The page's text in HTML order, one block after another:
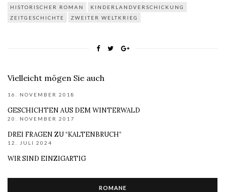
HISTORISCHER ROMAN
KINDERLANDVERSCHICKUNG
ZEITGESCHICHTE
ZWEITER WELTKRIEG
Vielleicht mögen Sie auch
16. NOVEMBER 2018
GESCHICHTEN AUS DEM WINTERWALD
20. NOVEMBER 2017
DREI FRAGEN ZU “KALTENBRUCH”
12. JULI 2024
WIR SIND EINZIGARTIG
ROMANE